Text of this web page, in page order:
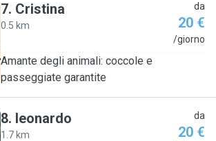
7. Cristina
0.5 km
da
20 €
/giorno
Amante degli animali: coccole e
passeggiate garantite
8. leonardo
1.7 km
da
20 €